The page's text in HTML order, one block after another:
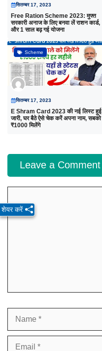
सितम्बर 17, 2023
Free Ration Scheme 2023: मुफ्त
सरकारी अनाज के लिए बनवा लें राशन कार्ड,
और 1 साल बढ़ गई योजना
Scheme
सितम्बर 17, 2023
E Shram Card 2023 की नई लिस्ट हुई
जारी, घर बैठे ऐसे चेक करें अपना नाम, सबको
₹1000 मिलेंगे
Leave a Comment
शेयर करें